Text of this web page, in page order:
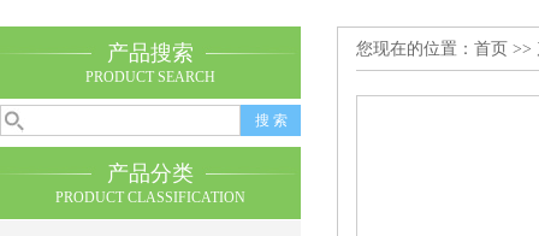
产品搜索
PRODUCT SEARCH
产品分类
PRODUCT CLASSIFICATION
您现在的位置： 首页 >>